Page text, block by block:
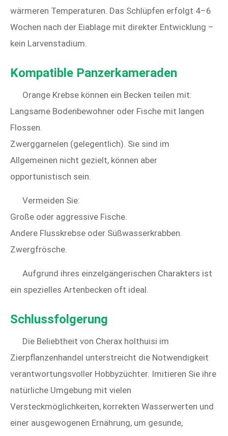
wärmeren Temperaturen. Das Schlüpfen erfolgt 4–6
Wochen nach der Eiablage mit direkter Entwicklung –
kein Larvenstadium.
Kompatible Panzerkameraden
Orange Krebse können ein Becken teilen mit:
Langsame Bodenbewohner oder Fische mit langen
Flossen.
Zwerggarnelen (gelegentlich). Sie sind im
Allgemeinen nicht gezielt, können aber
opportunistisch sein.
Vermeiden Sie:
Große oder aggressive Fische.
Andere Flusskrebse oder Süßwasserkrabben.
Zwergfrösche.
Aufgrund ihres einzelgängerischen Charakters ist
ein spezielles Artenbecken oft ideal.
Schlussfolgerung
Die Beliebtheit von Cherax holthuisi im
Zierpflanzenhandel unterstreicht die Notwendigkeit
verantwortungsvoller Hobbyzüchter. Imitieren Sie ihre
natürliche Umgebung mit vielen
Versteckmöglichkeiten, korrekten Wasserwerten und
einer ausgewogenen Ernährung, um gesunde,